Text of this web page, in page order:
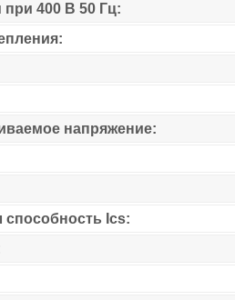
400 В 50 Гц:
напряжение:
Ics: